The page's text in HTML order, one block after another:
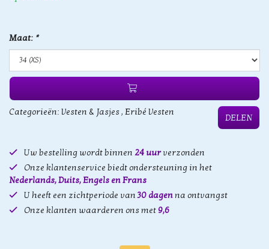
Maat: *
Categorieën: Vesten & Jasjes, Eribé Vesten
DELEN
Uw bestelling wordt binnen 24 uurverzonden
Onze klantenservice biedt ondersteuning in het
Nederlands, Duits, Engels en Frans
U heeft een zichtperiode van30 dagenna ontvangst
Onze klanten waarderen ons met 9,6